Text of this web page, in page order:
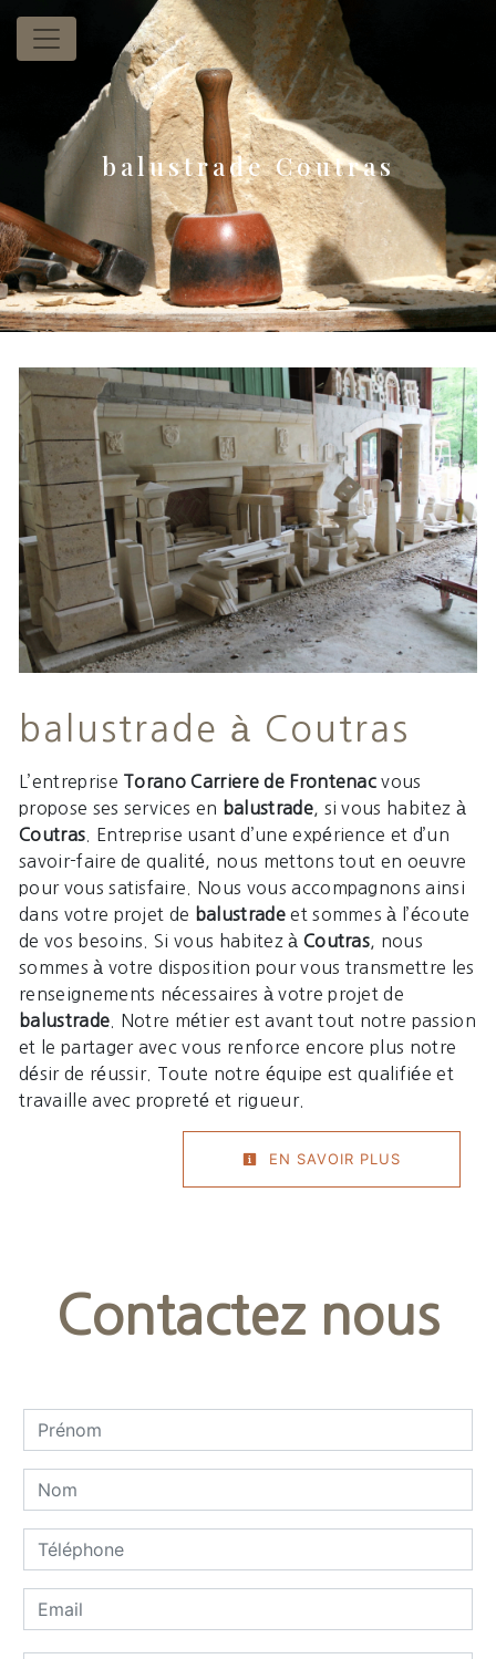
Panneau de gestion des cookies
balustrade Coutras
balustrade à Coutras
L’entreprise Torano Carriere de Frontenac vous
propose ses services en balustrade, si vous habitez à
Coutras . Entreprise usant d’une expérience et d’un
savoir-faire de qualité, nous mettons tout en oeuvre
pour vous satisfaire. Nous vous accompagnons ainsi
dans votre projet de balustradeet sommes à l’écoute
de vos besoins. Si vous habitez à Coutras , nous
sommes à votre disposition pour vous transmettre les
renseignements nécessaires à votre projet de
balustrade . Notre métier est avant tout notre passion
et le partager avec vous renforce encore plus notre
désir de réussir. Toute notre équipe est qualifiée et
travaille avec propreté et rigueur.
EN SAVOIR PLUS
Contactez nous